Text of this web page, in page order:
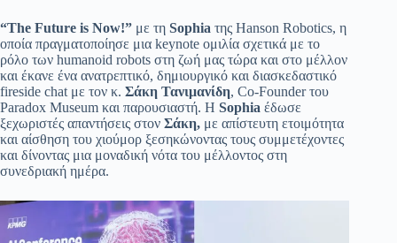
“The Future is Now!” με τη Sophia της Hanson Robotics, η
οποία πραγματοποίησε μια keynote ομιλία σχετικά με το
ρόλο των humanoid robots στη ζωή μας τώρα και στο μέλλον
και έκανε ένα ανατρεπτικό, δημιουργικό και διασκεδαστικό
fireside chat με τον κ. Σάκη Τανιμανίδη, Co-Founder του
Paradox Museum και παρουσιαστή. Η Sophia έδωσε
ξεχωριστές απαντήσεις στον Σάκη, με απίστευτη ετοιμότητα
και αίσθηση του χιούμορ ξεσηκώνοντας τους συμμετέχοντες
και δίνοντας μια μοναδική νότα του μέλλοντος στη
συνεδριακή ημέρα.